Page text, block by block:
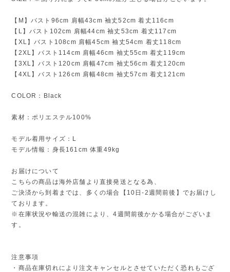
【M】バスト96cm 肩幅43cm 袖丈52cm 着丈116cm
【L】バスト102cm 肩幅44cm 袖丈53cm 着丈117cm
【XL】バスト108cm 肩幅45cm 袖丈54cm 着丈118cm
【2XL】バスト114cm 肩幅46cm 袖丈55cm 着丈119cm
【3XL】バスト120cm 肩幅47cm 袖丈56cm 着丈120cm
【4XL】バスト126cm 肩幅48cm 袖丈57cm 着丈121cm
COLOR：Black
素材：ポリエステル100%
モデル着用サイズ：L
モデル情報：身長161cm 体重49kg
お届けについて
こちらの商品は海外店舗より直接発送となる為、
ご決済から到着までは、多くの場合【10日-2週間前後】でお届けし
ております。
※在庫状況や輸送の混雑により、4週間前後かかる場合がございま
す。
注意事項
・商品在庫切れにより注文キャンセルとさせていただく恐れもござ